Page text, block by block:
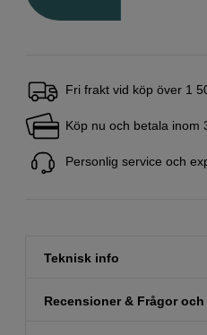
Fri frakt vid köp över 1
Köp nu och betala inom
Personlig service och
Teknisk info
Recensioner & Frågor och